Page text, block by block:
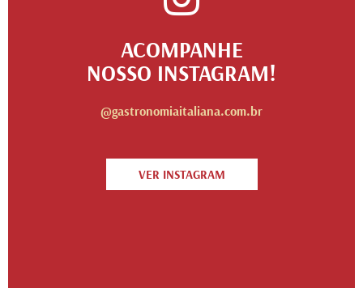
ACOMPANHE
NOSSO INSTAGRAM!
@gastronomiaitaliana.com.br
VER INSTAGRAM